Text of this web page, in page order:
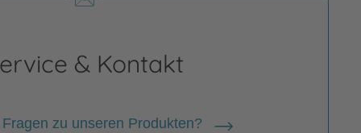
& Kontakt
zu unseren Produkten?
Höck